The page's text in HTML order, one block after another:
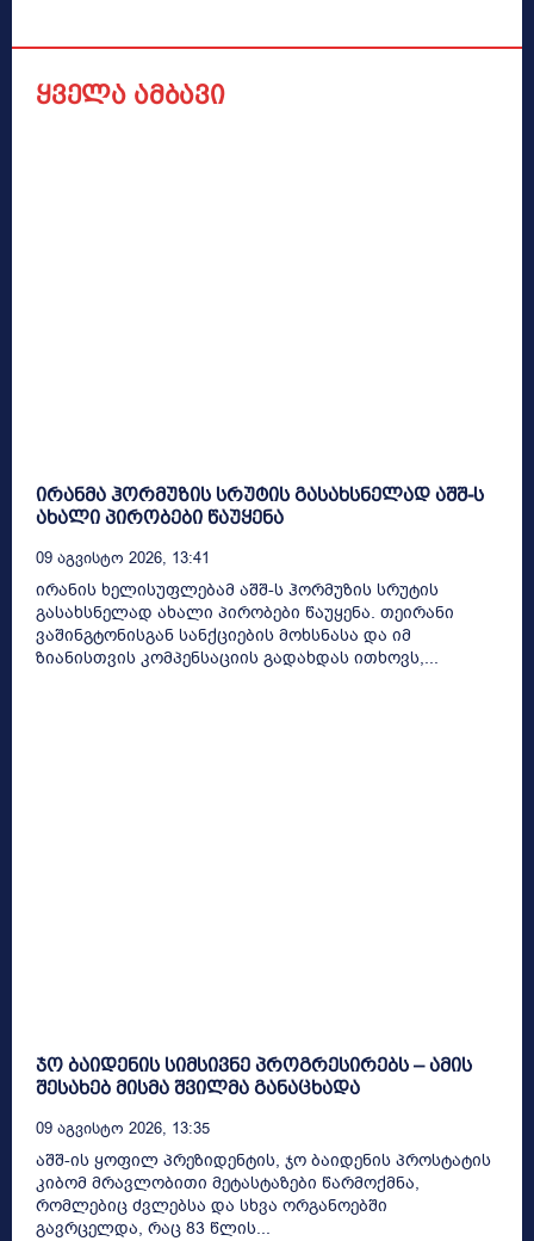
ყველა ამბავი
ირანმა ჰორმუზის სრუტის გასახსნელად აშშ-ს
ახალი პირობები წაუყენა
09 Აგვისტო 2026, 13:41
ირანის ხელისუფლებამ აშშ-ს ჰორმუზის სრუტის
გასახსნელად ახალი პირობები წაუყენა. თეირანი
ვაშინგტონისგან სანქციების მოხსნასა და იმ
ზიანისთვის კომპენსაციის გადახდას ითხოვს,...
ჯო ბაიდენის სიმსივნე პროგრესირებს – ამის
შესახებ მისმა შვილმა განაცხადა
09 Აგვისტო 2026, 13:35
აშშ-ის ყოფილ პრეზიდენტის, ჯო ბაიდენის პროსტატის
კიბომ მრავლობითი მეტასტაზები წარმოქმნა,
რომლებიც ძვლებსა და სხვა ორგანოებში
გავრცელდა, რაც 83 წლის...